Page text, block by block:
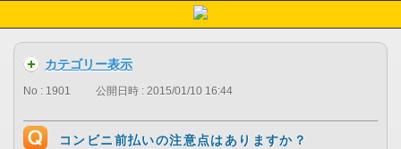
カテゴリー表示
No : 1901 公開日時 : 2015/01/10 16:44
コンビニ前払いの注意点はありますか？